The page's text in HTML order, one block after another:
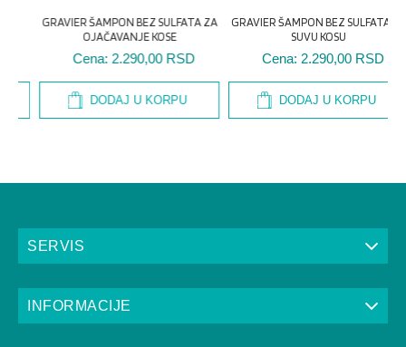
DODAJ U KORPU DODAJ U KORPU
SERVIS
INFORMACIJE